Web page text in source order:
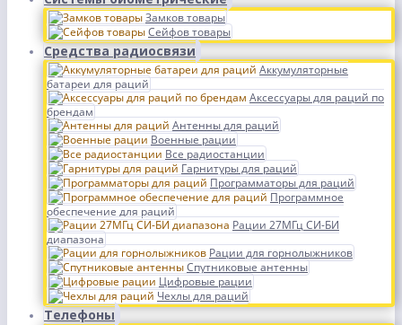
Замков товары
Сейфов товары
Средства радиосвязи
Аккумуляторные
батареи для раций
Аксессуары для раций по
брендам
Антенны для раций
Военные рации
Все радиостанции
Гарнитуры для раций
Программаторы для раций
Программное
обеспечение для раций
Рации 27МГц СИ-БИ
диапазона
Рации для горнолыжников
Спутниковые антенны
Цифровые рации
Чехлы для раций
Телефоны